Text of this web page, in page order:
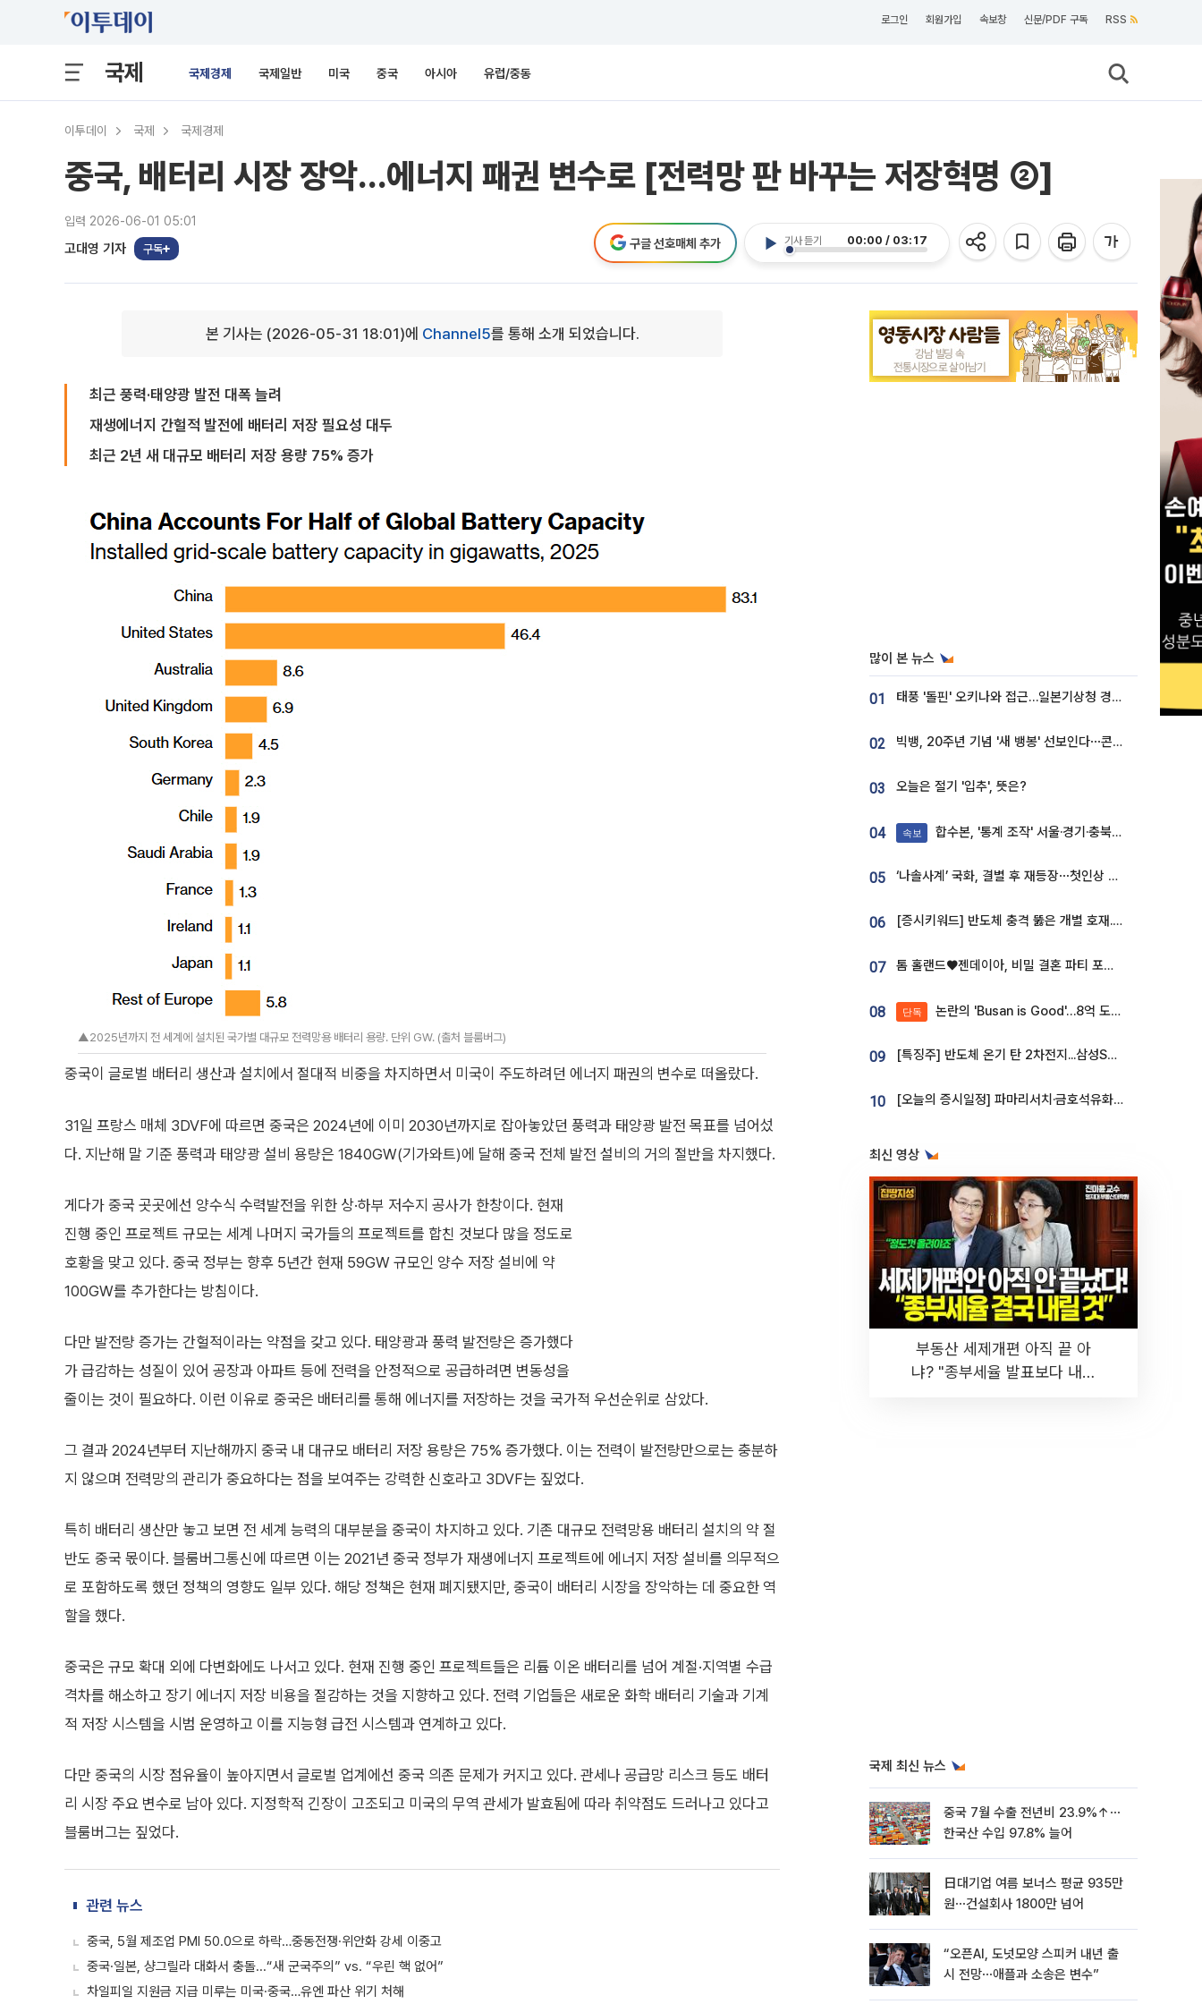
로그인 회원가입 속보창 신문/PDF 구독 RSS
국제 국제경제 국제일반 미국 중국 아시아 유럽/중동
이투데이 국제 국제경제
중국, 배터리 시장 장악…에너지 패권 변수로 [전력망 판 바꾸는 저장혁명 ②]
입력 2026-06-01 05:01
고대영 기자 구독
기사 듣기 00:00 / 03:17
구글 선호매체 추가
본 기사는 (2026-05-31 18:01)에 Channel5를 통해 소개 되었습니다.
최근 풍력·태양광 발전 대폭 늘려
재생에너지 간헐적 발전에 배터리 저장 필요성 대두
최근 2년 새 대규모 배터리 저장 용량 75% 증가
▲2025년까지 전 세계에 설치된 국가별 대규모 전력망용 배터리 용량. 단위 GW. (출처 블룸버그)
중국이 글로벌 배터리 생산과 설치에서 절대적 비중을 차지하면서 미국이 주도하려던 에너지 패권의 변수로 떠올랐다.
31일 프랑스 매체 3DVF에 따르면 중국은 2024년에 이미 2030년까지로 잡아놓았던 풍력과 태양광 발전 목표를 넘어섰
다. 지난해 말 기준 풍력과 태양광 설비 용량은 1840GW(기가와트)에 달해 중국 전체 발전 설비의 거의 절반을 차지했다.
게다가 중국 곳곳에선 양수식 수력발전을 위한 상·하부 저수지 공사가 한창이다. 현재
진행 중인 프로젝트 규모는 세계 나머지 국가들의 프로젝트를 합친 것보다 많을 정도로
호황을 맞고 있다. 중국 정부는 향후 5년간 현재 59GW 규모인 양수 저장 설비에 약
100GW를 추가한다는 방침이다.
다만 발전량 증가는 간헐적이라는 약점을 갖고 있다. 태양광과 풍력 발전량은 증가했다
가 급감하는 성질이 있어 공장과 아파트 등에 전력을 안정적으로 공급하려면 변동성을
줄이는 것이 필요하다. 이런 이유로 중국은 배터리를 통해 에너지를 저장하는 것을 국가적 우선순위로 삼았다.
그 결과 2024년부터 지난해까지 중국 내 대규모 배터리 저장 용량은 75% 증가했다. 이는 전력이 발전량만으로는 충분하
지 않으며 전력망의 관리가 중요하다는 점을 보여주는 강력한 신호라고 3DVF는 짚었다.
특히 배터리 생산만 놓고 보면 전 세계 능력의 대부분을 중국이 차지하고 있다. 기존 대규모 전력망용 배터리 설치의 약 절
반도 중국 몫이다. 블룸버그통신에 따르면 이는 2021년 중국 정부가 재생에너지 프로젝트에 에너지 저장 설비를 의무적으
로 포함하도록 했던 정책의 영향도 일부 있다. 해당 정책은 현재 폐지됐지만, 중국이 배터리 시장을 장악하는 데 중요한 역
할을 했다.
중국은 규모 확대 외에 다변화에도 나서고 있다. 현재 진행 중인 프로젝트들은 리튬 이온 배터리를 넘어 계절·지역별 수급
격차를 해소하고 장기 에너지 저장 비용을 절감하는 것을 지향하고 있다. 전력 기업들은 새로운 화학 배터리 기술과 기계
적 저장 시스템을 시범 운영하고 이를 지능형 급전 시스템과 연계하고 있다.
다만 중국의 시장 점유율이 높아지면서 글로벌 업계에선 중국 의존 문제가 커지고 있다. 관세나 공급망 리스크 등도 배터
리 시장 주요 변수로 남아 있다. 지정학적 긴장이 고조되고 미국의 무역 관세가 발효됨에 따라 취약점도 드러나고 있다고
블룸버그는 짚었다.
관련 뉴스
중국, 5월 제조업 PMI 50.0으로 하락…중동전쟁·위안화 강세 이중고
중국·일본, 샹그릴라 대화서 충돌...“새 군국주의” vs. “우린 핵 없어”
차일피일 지원금 지급 미루는 미국·중국…유엔 파산 위기 처해
많이 본 뉴스
01 태풍 '돌핀' 오키나와 접근…일본기상청 경로 업데이트
02 빅뱅, 20주년 기념 '새 뱅봉' 선보인다⋯콘서트 앞두고 팝업 개최
03 오늘은 절기 '입추', 뜻은?
04 속보 합수본, '통계 조작' 서울·경기·충북 선관위 등 추가 압수수색
05 ‘나솔사계’ 국화, 결별 후 재등장⋯첫인상 투표 휩쓸고 ‘인기녀’ 등극
06 [증시키워드] 반도체 충격 뚫은 개별 호재...포스코퓨처엠·에코프로·한화솔루션 '눈길'
07 톰 홀랜드♥젠데이아, 비밀 결혼 파티 포착⋯호텔 대관비만 9억
08 단독 논란의 'Busan is Good'…8억 도시브랜드, 용산 대통령실 CI 업체가 수행
09 [특징주] 반도체 온기 탄 2차전지...삼성SDI, 장 초반 7% 넘게 껑충
10 [오늘의 증시일정] 파마리서치·금호석유화학·코오롱인더·상상인증권 등
최신 영상
부동산 세제개편 아직 끝 아
냐? "종부세율 발표보다 내릴
국제 최신 뉴스
중국 7월 수출 전년비 23.9%↑⋯
한국산 수입 97.8% 늘어
日대기업 여름 보너스 평균 935만
원⋯건설회사 1800만 넘어
“오픈AI, 도넛모양 스피커 내년 출
시 전망⋯애플과 소송은 변수”